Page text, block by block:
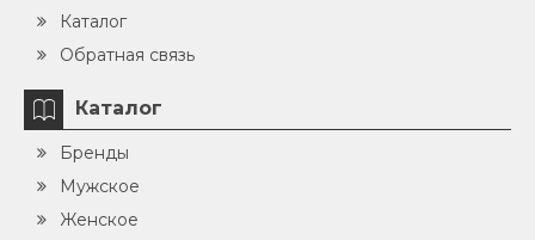
Каталог
Обратная связь
Каталог
Бренды
Мужское
Женское